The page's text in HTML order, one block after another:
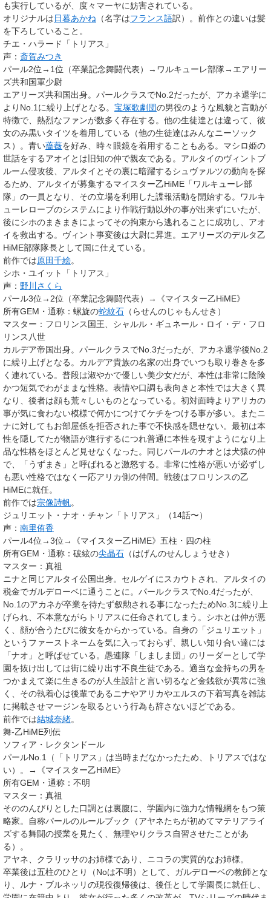
も実行しているが、度々マーヤに妨害されている。
オリジナルは日暮あかね （名字はフランス語訳）。前作との違いは髪
を下ろしていること。
チエ・ハラード「トリアス」
声： 斎賀みつき
パール2位→1位（卒業記念舞闘代表）→ワルキューレ部隊→エアリー
ズ共和国軍少尉
エアリーズ共和国出身。パールクラスでNo.2だったが、アカネ退学に
よりNo.1に繰り上げとなる。 宝塚歌劇団の男役のような風貌と言動が
特徴で、熱烈なファンが数多く存在する。他の生徒達とは違って、彼
女のみ黒いタイツを着用している（他の生徒達はみんなニーソック
ス）。青い薔薇を好み、時々眼鏡を着用することもある。マシロ姫の
世話をするアオイとは旧知の仲で親友である。アルタイのヴィントブ
ルーム侵攻後、アルタイとその裏に暗躍するシュヴァルツの動向を探
るため、アルタイが募集するマイスター乙HiME「 ワルキューレ部
隊 」の一員となり、その立場を利用した諜報活動を開始する。ワルキ
ューレローブのシステムにより作戦行動以外の事が出来ずにいたが、
後にシホのまきまきによってその拘束から逃れることに成功し、アオ
イを救出する。ヴィント事変後は大尉に昇進。エアリーズのデルタ乙
HiME部隊隊長として国に仕えている。
前作では原田千絵。
シホ・ユイット「トリアス」
声： 野川さくら
パール3位→2位（卒業記念舞闘代表）→《マイスター乙HiME》
所有GEM・通称 ：螺旋の蛇紋石 （らせんのじゃもんせき）
マスター ：フロリンス国王、シャルル・ギュネール・ロイ・デ・フロ
リンス八世
カルデア帝国出身。パールクラスでNo.3だったが、アカネ退学後No.2
に繰り上げとなる。カルデア貴族の名家の出身でいつも取り巻きを多
く連れている。普段は淑やかで優しい美少女だが、本性は非常に陰険
かつ短気でわがままな性格。表情や口調も表向きと本性では大きく異
なり、後者は顔も荒々しいものとなっている。初対面時よりアリカの
事が気に食わない模様で何かにつけてケチをつける事が多い。またニ
ナに対してもお部屋係を拒否された事で不快感を隠せない。最初は本
性を隠してたが物語が進行するにつれ普通に本性を現すようになり上
品な性格をほとんど見せなくなった。同じパールのナオとは犬猿の仲
で、「うずまき」と呼ばれると激怒する。非常に性格が悪いが必ずし
も悪い性格ではなく一応アリカ側の仲間。戦後はフロリンスの乙
HiMEに就任。
前作では宗像詩帆。
ジュリエット・ナオ・チャン「トリアス」（14話〜）
声： 南里侑香
パール4位→3位→《マイスター乙HiME》五柱・四の柱
所有GEM・通称 ：破絃の尖晶石 （はげんのせんしょうせき）
マスター ：真祖
ニナと同じアルタイ公国出身。セルゲイにスカウトされ、アルタイの
税金でガルデローベに通うことに。パールクラスでNo.4だったが、
No.1のアカネが卒業を待たず叙勲される事になったためNo.3に繰り上
げられ、不本意ながらトリアスに任命されてしまう。シホとは仲が悪
く、顔が合うたびに彼女をからかっている。自身の「ジュリエット」
というファーストネームを気に入っておらず、親しい知り合い達には
「ナオ」と呼ばせている。愚連隊「しましま団」のリーダーとして学
園を抜け出しては街に繰り出す不良生徒である。適当な金持ちの男を
つかまえて楽に生きるのが人生設計と言い切るなど金銭欲が異常に強
く、その執着心は後輩であるニナやアリカやエルスの下着写真を雑誌
に掲載させマージンを取るという行為も辞さないほどである。
前作では結城奈緒。
舞-乙HiME列伝
ソフィア・レクタンドール
パールNo.1（「トリアス」は当時まだなかったため、トリアスではな
い）。→《マイスター乙HiME》
所有GEM・通称 ：不明
マスター ：真祖
そののんびりとした口調とは裏腹に、学園内に強力な情報網をもつ策
略家。自称パールのルールブック（アヤネたちが初めてマテリアライ
ズする舞闘の授業を見たく、無理やりクラス自習させたことがあ
る）。
アヤネ、クラリッサのお姉様であり、ニコラの実質的なお姉様。
卒業後は五柱のひとり（Noは不明）として、ガルデローベの教師とな
り、ルナ・ブルネッリの現役復帰後は、後任として学園長に就任し、